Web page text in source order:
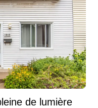
de lumière